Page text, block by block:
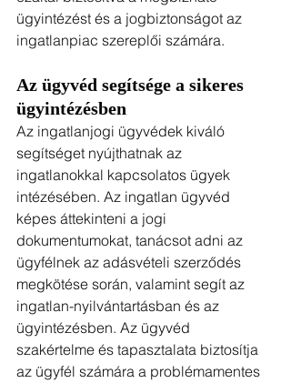
ügyintézést és a jogbiztonságot az
ingatlanpiac szereplői számára.
Az ügyvéd segítsége a sikeres
ügyintézésben
Az ingatlanjogi ügyvédek kiváló
segítséget nyújthatnak az
ingatlanokkal kapcsolatos ügyek
intézésében. Az ingatlan ügyvéd
képes áttekinteni a jogi
dokumentumokat, tanácsot adni az
ügyfélnek az adásvételi szerződés
megkötése során, valamint segít az
ingatlan-nyilvántartásban és az
ügyintézésben. Az ügyvéd
szakértelme és tapasztalata biztosítja
az ügyfél számára a problémamentes